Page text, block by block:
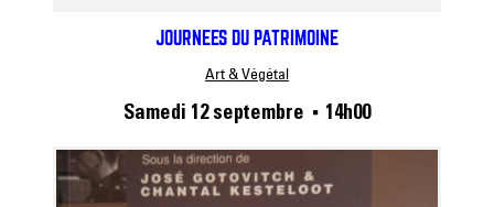
JOURNÉES DU PATRIMOINE
Art & Végétal
Samedi 12 septembre ■ 14h00